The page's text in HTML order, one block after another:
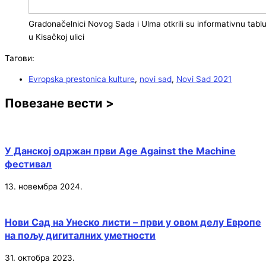
Gradonačelnici Novog Sada i Ulma otkrili su informativnu
u Kisačkoj ulici
Тагови:
Evropska prestonica kulture, novi sad, Novi Sad 2021
Повезане вести >
У Данској одржан први Age Against the Machine
фестивал
13. новембра 2024.
Нови Сад на Унеско листи – први у овом делу Европе
на пољу дигиталних уметности
31. октобра 2023.